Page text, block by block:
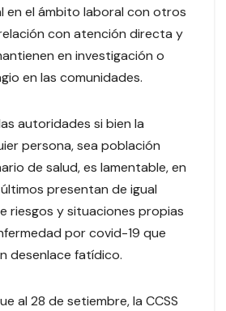
en el ámbito laboral con otros
con atención directa y
en investigación o
en las comunidades.
autoridades si bien la
persona, sea población
de salud, es lamentable, en
presentan de igual
riesgos y situaciones propias
por covid-19 que
desenlace fatídico.
al 28 de setiembre, la CCSS